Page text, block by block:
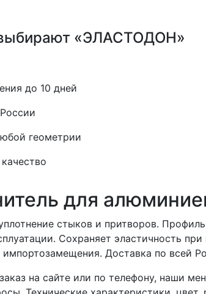
«ЭЛАСТОДОН»
до 10 дней
геометрии
для
стыков и притворов.
Сохраняет эластичность
Доставка по всей
на сайте или по телефону, наши